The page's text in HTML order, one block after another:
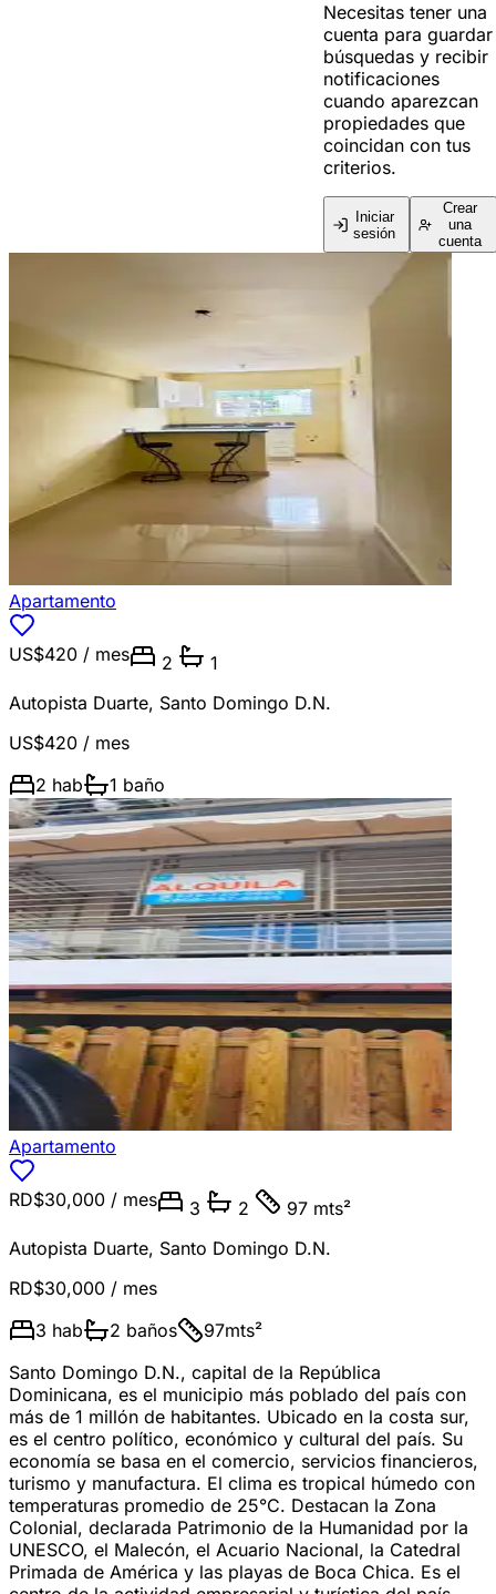
Necesitas tener una
cuenta para guardar
búsquedas y recibir
notificaciones
cuando aparezcan
propiedades que
coincidan con tus
criterios.
Iniciar
sesión
Crear
una
cuenta
Apartamento
US$420 / mes 2
1
Autopista Duarte, Santo Domingo D.N.
US$420 / mes
2 hab 1 baño
Apartamento
RD$30,000 / mes 3 2
97 mts²
Autopista Duarte, Santo Domingo D.N.
RD$30,000 / mes
3 hab 2 baños 97mts²
Santo Domingo D.N., capital de la República
Dominicana, es el municipio más poblado del país con
más de 1 millón de habitantes. Ubicado en la costa sur,
es el centro político, económico y cultural del país. Su
economía se basa en el comercio, servicios financieros,
turismo y manufactura. El clima es tropical húmedo con
temperaturas promedio de 25°C. Destacan la Zona
Colonial, declarada Patrimonio de la Humanidad por la
UNESCO, el Malecón, el Acuario Nacional, la Catedral
Primada de América y las playas de Boca Chica. Es el